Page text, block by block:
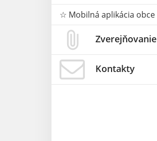
☆ Mobilná aplikácia obce
Zverejňovanie
Kontakty